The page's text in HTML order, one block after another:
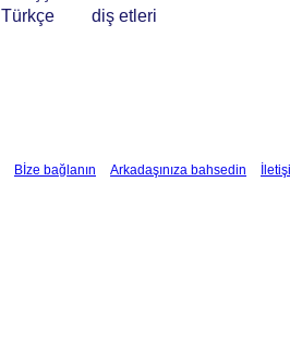
Türkçe
diş etleri
Bİze bağlanın Arkadaşınıza bahsedin